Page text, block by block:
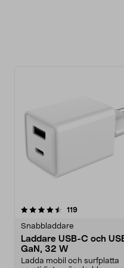
119recensioner
Snabbladdare
Laddare USB-C och
GaN, 32 W
Ladda mobil och surfplatta
4.5 av 5 stjärnor